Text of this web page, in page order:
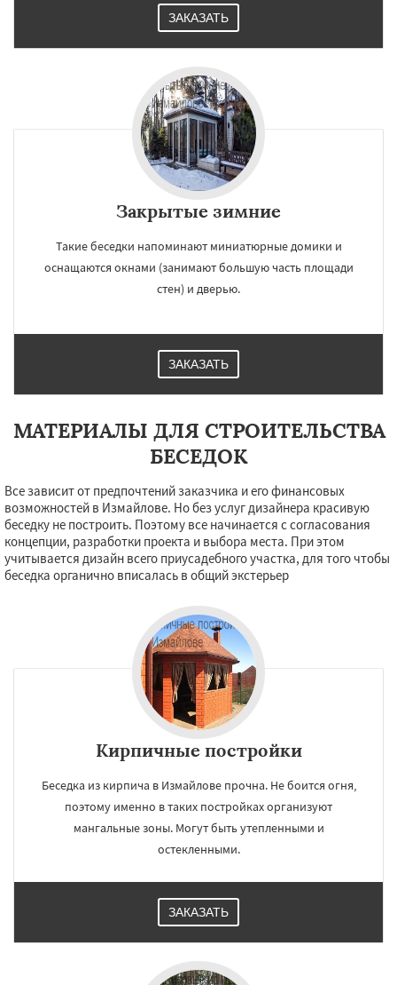
ЗАКАЗАТЬ
Закрытые зимние
Такие беседки напоминают миниатюрные домики и
оснащаются окнами (занимают большую часть площади
стен) и дверью.
ЗАКАЗАТЬ
МАТЕРИАЛЫ ДЛЯ СТРОИТЕЛЬСТВА
БЕСЕДОК
Все зависит от предпочтений заказчика и его финансовых
возможностей в Измайлове. Но без услуг дизайнера красивую
беседку не построить. Поэтому все начинается с согласования
концепции, разработки проекта и выбора места. При этом
учитывается дизайн всего приусадебного участка, для того чтобы
беседка органично вписалась в общий экстерьер
Кирпичные постройки
Беседка из кирпича в Измайлове прочна. Не боится огня,
поэтому именно в таких постройках организуют
мангальные зоны. Могут быть утепленными и
остекленными.
ЗАКАЗАТЬ